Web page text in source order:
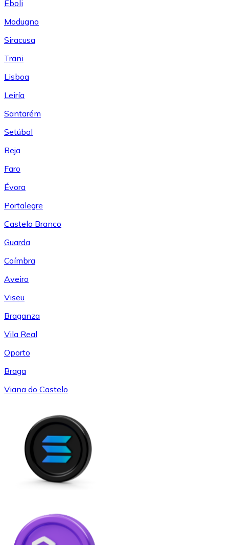
Eboli
Modugno
Siracusa
Trani
Lisboa
Leiría
Santarém
Setúbal
Beja
Faro
Évora
Portalegre
Castelo Branco
Guarda
Coímbra
Aveiro
Viseu
Braganza
Vila Real
Oporto
Braga
Viana do Castelo